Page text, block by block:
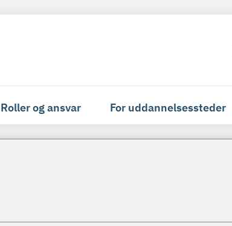
Roller og ansvar For uddannelsessteder